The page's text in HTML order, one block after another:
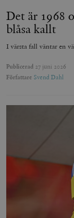
Det är 1968
blåsa kallt
I värsta fall väntar en
Publicerad 27 juni 2026
Författare Svend Dahl